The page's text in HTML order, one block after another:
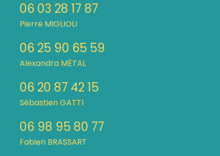
06 03 28 17 87
Pierre MIGLIOLI
06 25 90 65 59
Alexandra MÉTAL
06 20 87 42 15
Sébastien GATTI
06 98 95 80 77
Fabien BRASSART